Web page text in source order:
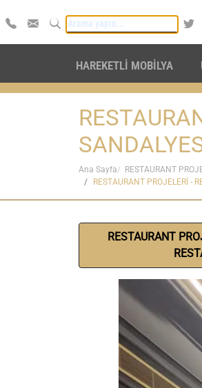
HAREKETLİ MOBİLYA
Ana Sayfa
RESTAURANT
RESTAURANT PROJELERİ -
RESTAURANT